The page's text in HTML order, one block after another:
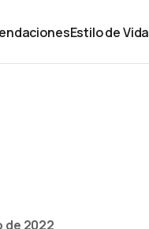
Estilo de Vida
de 2022